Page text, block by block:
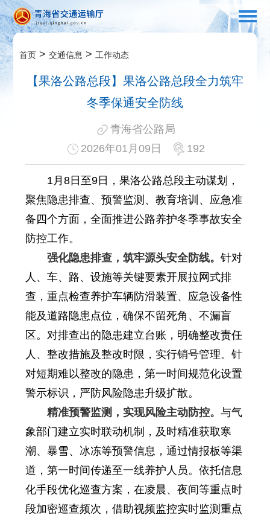
首页 >交通信息 > 工作动态
【果洛公路总段】果洛公路总段全力筑牢
冬季保通安全防线
青海省公路局
2026年01月09日
192
1月8日至9日，果洛公路总段主动谋划，
聚焦隐患排查、预警监测、教育培训、应急准
备四个方面，全面推进公路养护冬季事故安全
防控工作。
强化隐患排查，筑牢源头安全防线。针对
人、车、路、设施等关键要素开展拉网式排
查，重点检查养护车辆防滑装置、应急设备性
能及道路隐患点位，确保不留死角、不漏盲
区。对排查出的隐患建立台账，明确整改责任
人、整改措施及整改时限，实行销号管理。针
对短期难以整改的隐患，第一时间规范化设置
警示标识，严防风险隐患升级扩散。
精准预警监测，实现风险主动防控。与气
象部门建立实时联动机制，及时精准获取寒
潮、暴雪、冰冻等预警信息，通过情报板等渠
道，第一时间传递至一线养护人员。依托信息
化手段优化巡查方案，在凌晨、夜间等重点时
段加密巡查频次，借助视频监控实时监测重点